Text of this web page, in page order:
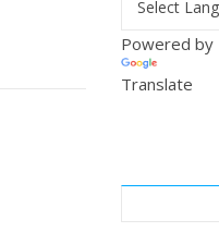
Powered by
Translate